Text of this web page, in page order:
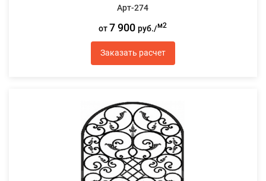
Арт-274
от7 900руб./м2
Заказать расчет